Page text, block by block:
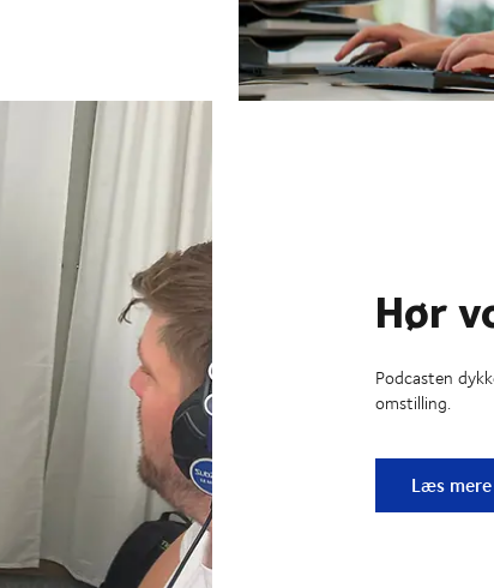
Hør
Podcasten
omstilling.
Hør
Læs mere